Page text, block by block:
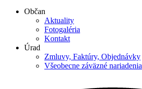
Občan
Aktuality
Fotogaléria
Kontakt
Úrad
Zmluvy, Faktúry, Objednávky
Všeobecne záväzné nariadenia